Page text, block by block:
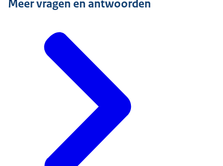
Meer vragen en antwoorden